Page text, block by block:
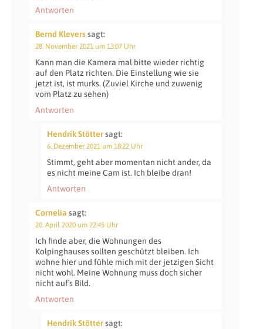
Antworten
Bernd Kleverssagt:
28. November 2021 um 13:07 Uhr
Kann man die Kamera mal bitte wieder richtig
auf den Platz richten. Die Einstellung wie sie
jetzt ist, ist murks. (Zuviel Kirche und zuwenig
vom Platz zu sehen)
Antworten
Hendrik Stöttersagt:
6. Dezember 2021 um 18:22 Uhr
Stimmt, geht aber momentan nicht ander, da
es nicht meine Cam ist. Ich bleibe dran!
Antworten
Cornelia sagt:
20. April 2020 um 22:45 Uhr
Ich finde aber, die Wohnungen des
Kolpinghauses sollten geschützt bleiben. Ich
wohne hier und fühle mich mit der jetzigen Sicht
nicht wohl. Meine Wohnung muss doch sicher
nicht auf`s Bild.
Antworten
Hendrik Stöttersagt: